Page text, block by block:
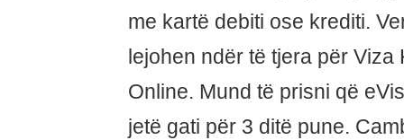
me kartë debiti ose krediti.
lejohen ndër të tjera për Viza
Online. Mund të prisni që
jetë gati për 3 ditë pune.